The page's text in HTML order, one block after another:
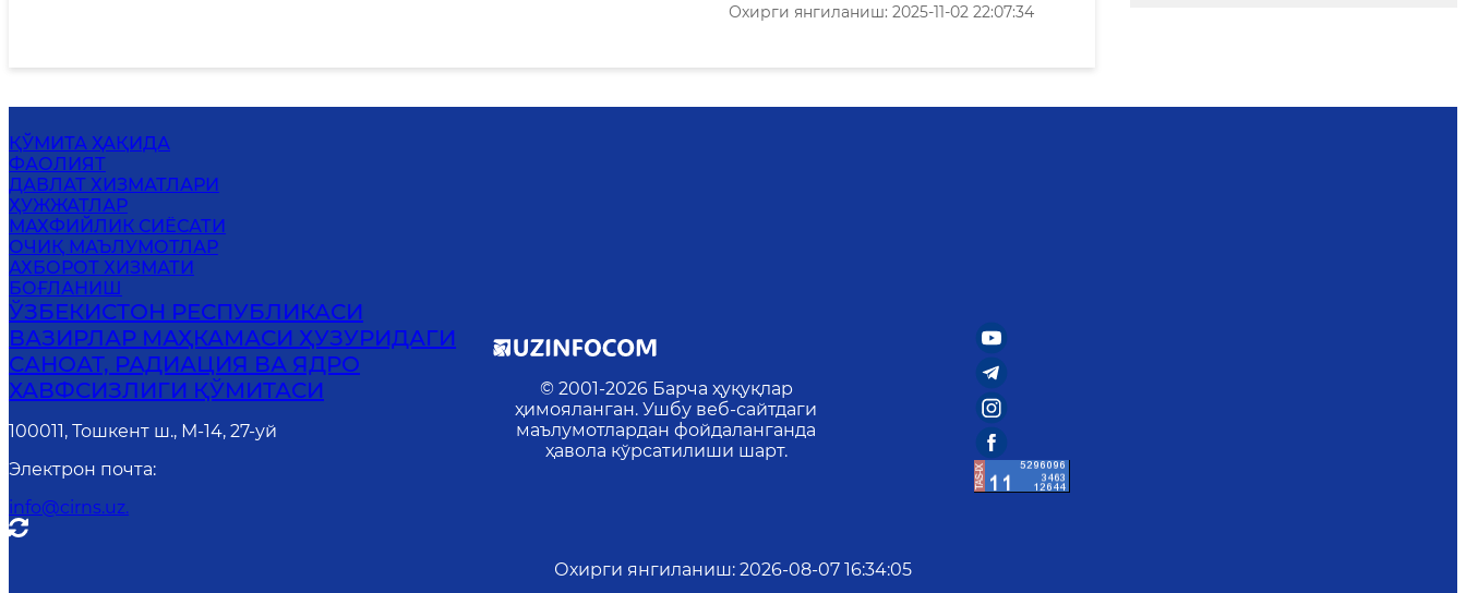
Охирги янгиланиш: 2025-11-02 22:07:34
ҚЎМИТА ҲАҚИДА
ФАОЛИЯТ
ДАВЛАТ ХИЗМАТЛАРИ
ҲУЖЖАТЛАР
МАХФИЙЛИК СИЁСАТИ
ОЧИҚ МАЪЛУМОТЛАР
АХБОРОТ ХИЗМАТИ
БОҒЛАНИШ
ЎЗБЕКИСТОН РЕСПУБЛИКАСИ
ВАЗИРЛАР МАҲКАМАСИ ҲУЗУРИДАГИ
САНОАТ, РАДИАЦИЯ ВА ЯДРО
ХАВФСИЗЛИГИ ҚЎМИТАСИ
100011, Тошкент ш., М-14, 27-уй
Электрон почта:
info@cirns.uz.
© 2001-2026 Барча ҳуқуқлар
ҳимояланган. Ушбу веб-сайтдаги
маълумотлардан фойдаланганда
ҳавола кўрсатилиши шарт.
Охирги янгиланиш: 2026-08-07 16:34:05